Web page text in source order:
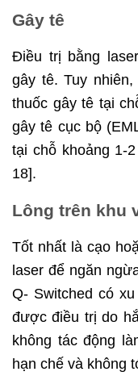
Gây tê
Điều trị bằng
gây tê. Tuy
thuốc gây tê tại
gây tê cục bộ
tại chỗ khoảng 1-
18].
Lông trên khu
Tốt nhất là cạo
laser để ngăn
Q- Switched có
được điều trị do
không tác động
hạn chế và không